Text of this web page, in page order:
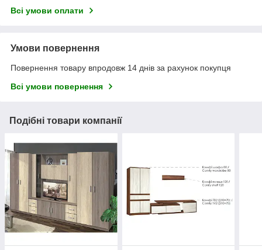
Всі умови оплати
Умови повернення
Повернення товару впродовж 14 днів за рахунок покупця
Всі умови повернення
Подібні товари компанії